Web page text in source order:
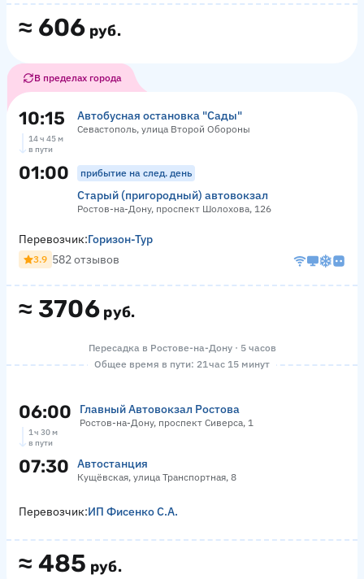
≈ 606 руб.
В пределах города
10:15 Автобусная остановка "Сады"
Севастополь, улица Второй Обороны
14 ч 45 м
в пути
01:00 прибытие на след. день
Старый (пригородный) автовокзал
Ростов-на-Дону, проспект Шолохова, 126
≈ 3706 руб.
Перевозчик:Горизон-Тур
3.9 582 отзывов
Пересадка в Ростове-на-Дону · 5 часов
Общее время в пути: 21 час 15 минут
06:00 Главный Автовокзал Ростова
Ростов-на-Дону, проспект Сиверса, 1
1 ч 30 м
в пути
07:30 Автостанция
Кущёвская, улица Транспортная, 8
≈ 485 руб.
Перевозчик:ИП Фисенко С.А.